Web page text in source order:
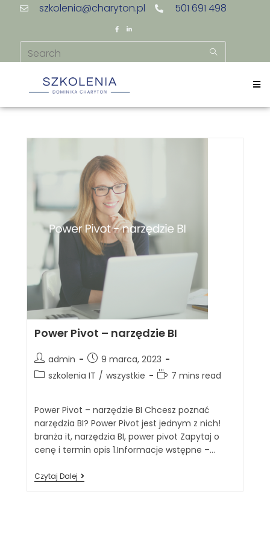
szkolenia@charyton.pl 501 691 498
Power Pivot – narzędzie BI
admin
9 marca, 2023
szkolenia IT / wszystkie 7 mins read
Power Pivot – narzędzie BI Chcesz poznać
narzędzia BI? Power Pivot jest jednym z nich!
branża it, narzędzia BI, power pivot Zapytaj o
cenę i termin opis 1.Informacje wstępne –…
Czytaj Dalej